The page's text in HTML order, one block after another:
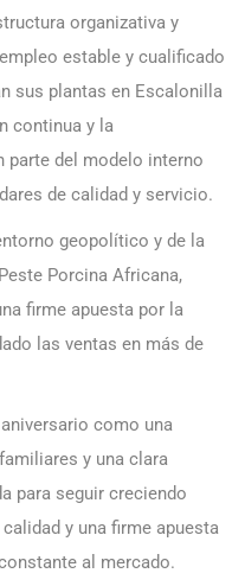
organizativa y
estable y cualificado
sus plantas en Escalonilla
continua y la
parte del modelo interno
de calidad y servicio.
geopolítico y de la
Porcina Africana,
firme apuesta por la
las ventas en más de
como una
y una clara
para seguir creciendo
y una firme apuesta
al mercado.